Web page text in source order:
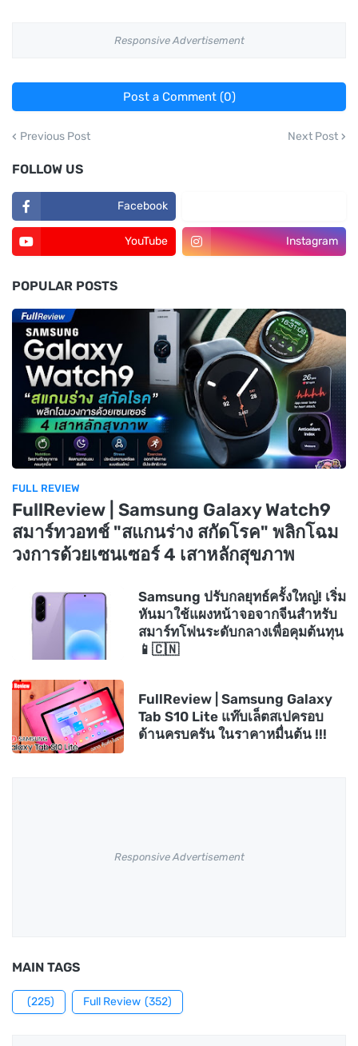
Responsive Advertisement
Post a Comment (0)
Previous Post Next Post
FOLLOW US
Facebook
YouTube Instagram
POPULAR POSTS
FULL REVIEW
FullReview | Samsung Galaxy Watch9
สมาร์ทวอทช์ "สแกนร่าง สกัดโรค" พลิกโฉม
วงการด้วยเซนเซอร์ 4 เสาหลักสุขภาพ
Samsung ปรับกลยุทธ์ครั้งใหญ่! เริ่ม
หันมาใช้แผงหน้าจอจากจีนสำหรับ
สมาร์ทโฟนระดับกลางเพื่อคุมต้นทุน
📱🇨🇳
FullReview | Samsung Galaxy
Tab S10 Lite แท๊บเล็ตสเปครอบ
ด้านครบครัน ในราคาหมื่นต้น !!!
Responsive Advertisement
MAIN TAGS
(225) Full Review (352)